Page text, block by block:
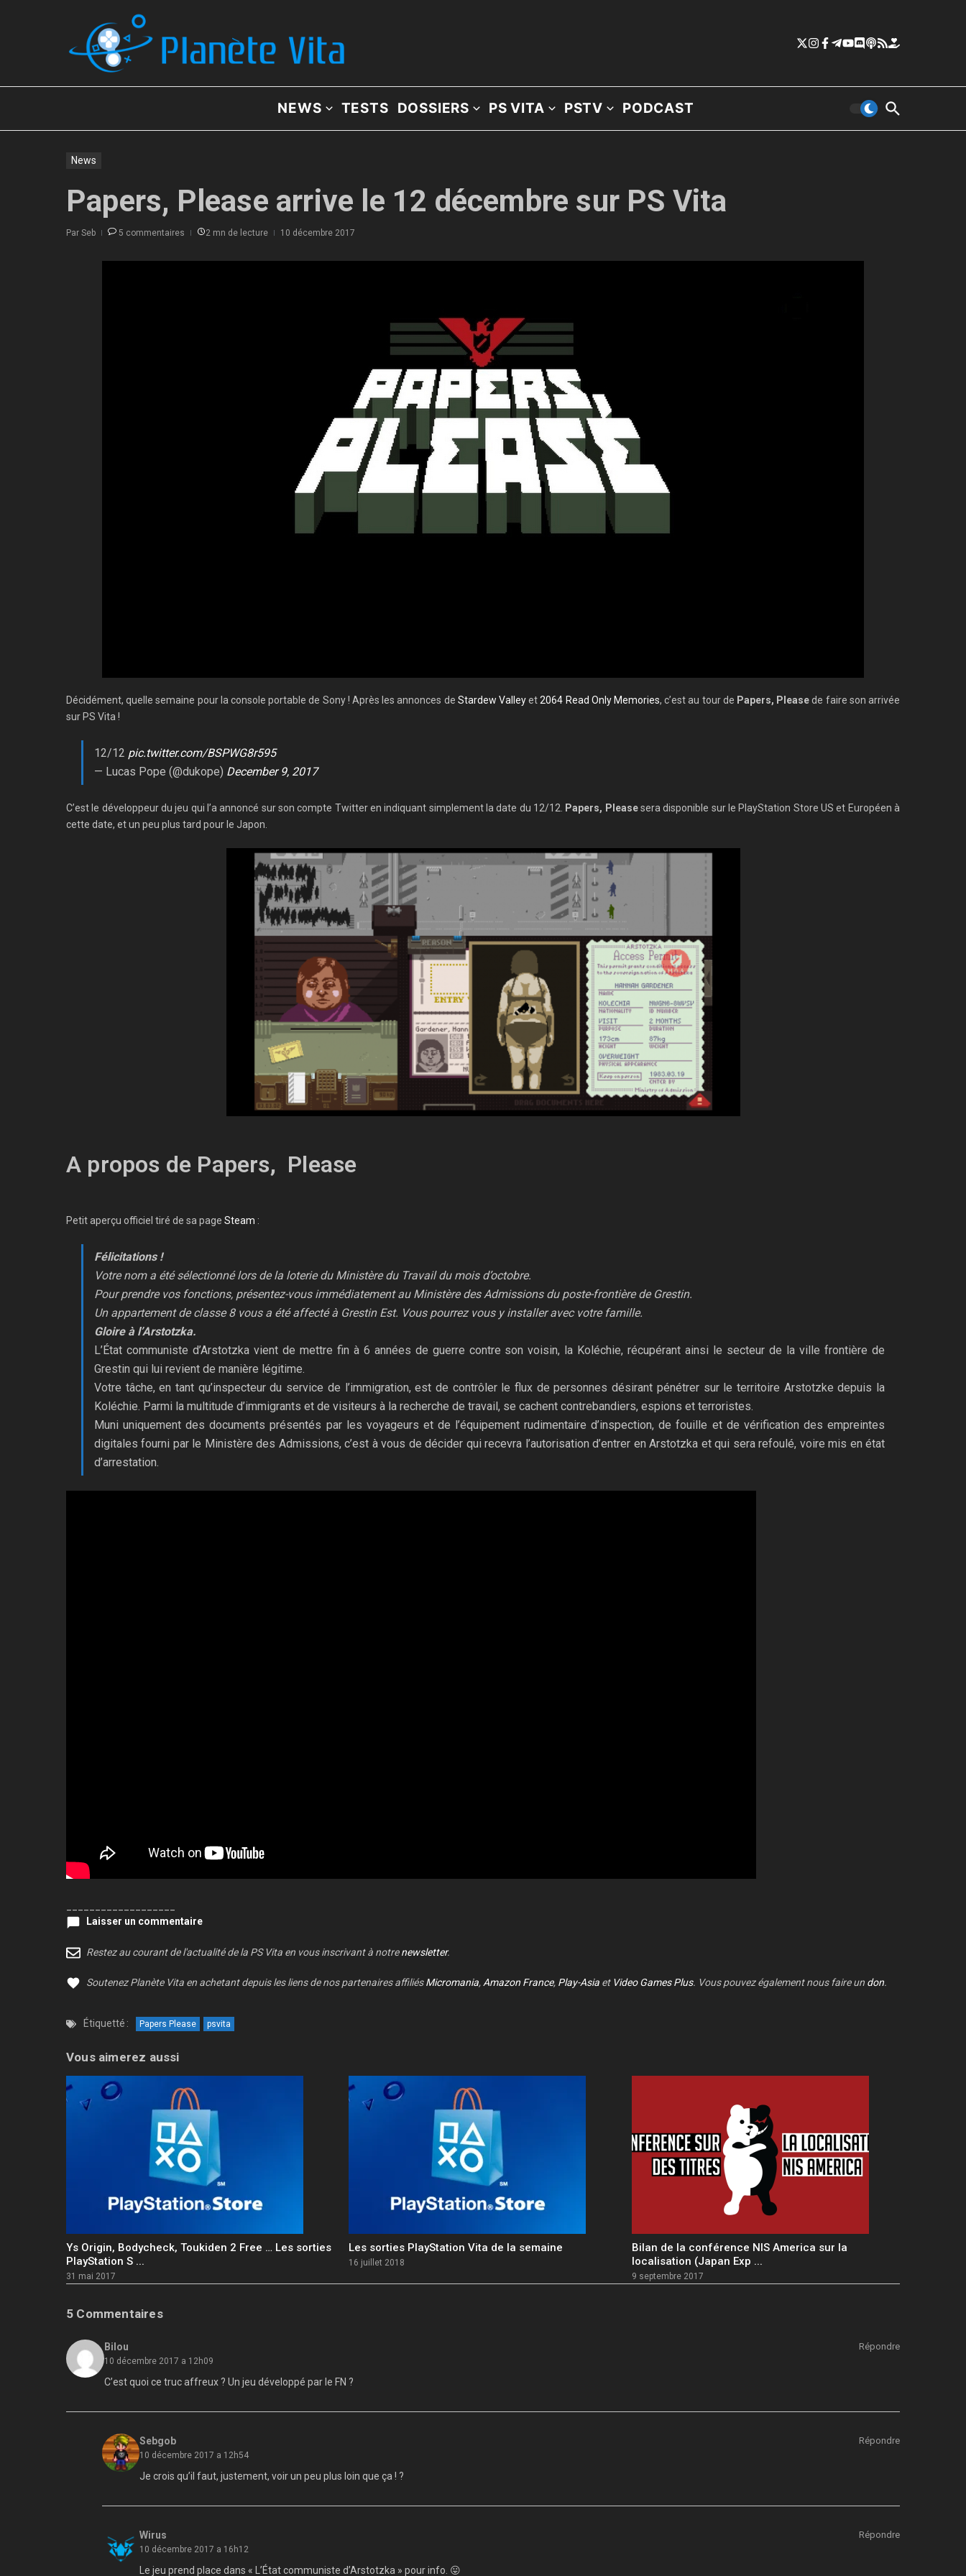
NEWS TESTS DOSSIERS PS VITA PSTV PODCAST
News
Papers, Please arrive le 12 décembre sur PS Vita
Par Seb 5 commentaires 2 mn de lecture 10 décembre 2017
Décidément, quelle semaine pour la console portable de Sony ! Après les annonces de Stardew Valleyet2064 Read Only Memories, c’est au tour de Papers, Pleasede faire son arrivée
sur PS Vita !
12/12 pic.twitter.com/BSPWG8r595
— Lucas Pope (@dukope) December 9, 2017
C’est le développeur du jeu qui l’a annoncé sur son compte Twitter en indiquant simplement la date du 12/12. Papers, Pleasesera disponible sur le PlayStation Store US et Européen à
cette date, et un peu plus tard pour le Japon.
A propos de Papers, Please
Petit aperçu officiel tiré de sa page Steam :
Félicitations !
Votre nom a été sélectionné lors de la loterie du Ministère du Travail du mois d’octobre.
Pour prendre vos fonctions, présentez-vous immédiatement au Ministère des Admissions du poste-frontière de Grestin.
Un appartement de classe 8 vous a été affecté à Grestin Est. Vous pourrez vous y installer avec votre famille.
Gloire à l’Arstotzka.
L’État communiste d’Arstotzka vient de mettre fin à 6 années de guerre contre son voisin, la Koléchie, récupérant ainsi le secteur de la ville frontière de
Grestin qui lui revient de manière légitime.
Votre tâche, en tant qu’inspecteur du service de l’immigration, est de contrôler le flux de personnes désirant pénétrer sur le territoire Arstotzke depuis la
Koléchie. Parmi la multitude d’immigrants et de visiteurs à la recherche de travail, se cachent contrebandiers, espions et terroristes.
Muni uniquement des documents présentés par les voyageurs et de l’équipement rudimentaire d’inspection, de fouille et de vérification des empreintes
digitales fourni par le Ministère des Admissions, c’est à vous de décider qui recevra l’autorisation d’entrer en Arstotzka et qui sera refoulé, voire mis en état
d’arrestation.
Laisser un commentaire
Restez au courant de l'actualité de la PS Vita en vous inscrivant à notrenewsletter.
Soutenez Planète Vita en achetant depuis les liens de nos partenaires affiliésMicromania, Amazon France, Play-Asia et Video Games Plus. Vous pouvez également nous faire un don.
Étiquetté : Papers Please psvita
Vous aimerez aussi
Ys Origin, Bodycheck, Toukiden 2 Free … Les sorties
PlayStation S ...
31 mai 2017
Les sorties PlayStation Vita de la semaine
16 juillet 2018
Bilan de la conférence NIS America sur la
localisation (Japan Exp ...
9 septembre 2017
5 Commentaires
Bilou
10 décembre 2017 a 12h09
Répondre
C’est quoi ce truc affreux ? Un jeu développé par le FN ?
Sebgob
10 décembre 2017 a 12h54
Répondre
Je crois qu’il faut, justement, voir un peu plus loin que ça ! ?
Wirus
10 décembre 2017 a 16h12
Répondre
Le jeu prend place dans « L’État communiste d’Arstotzka » pour info. 😛